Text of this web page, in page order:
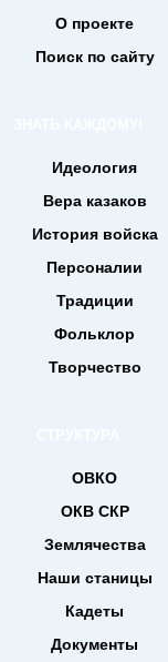
О проекте
Поиск по сайту
Идеология
Вера казаков
История войска
Персоналии
Традиции
Фольклор
Творчество
ОВКО
ОКВ СКР
Землячества
Наши станицы
Кадеты
Документы